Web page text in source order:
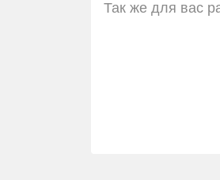
Так же для вас